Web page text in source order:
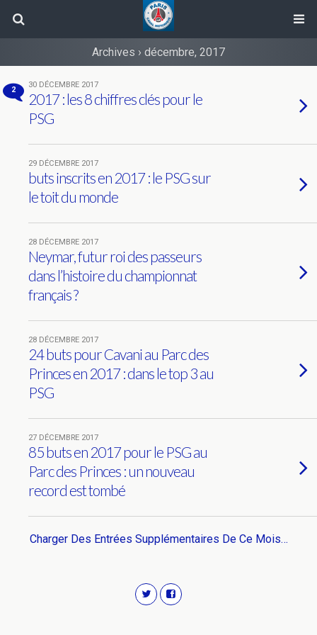
Archives › décembre, 2017
2
30 DÉCEMBRE 2017
2017 : les 8 chiffres clés pour le
PSG
29 DÉCEMBRE 2017
buts inscrits en 2017 : le PSG sur
le toit du monde
28 DÉCEMBRE 2017
Neymar, futur roi des passeurs
dans l’histoire du championnat
français ?
28 DÉCEMBRE 2017
24 buts pour Cavani au Parc des
Princes en 2017 : dans le top 3 au
PSG
27 DÉCEMBRE 2017
85 buts en 2017 pour le PSG au
Parc des Princes : un nouveau
record est tombé
Charger Des Entrées Supplémentaires De Ce Mois…